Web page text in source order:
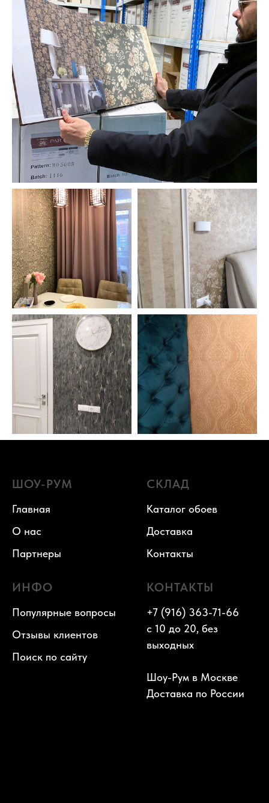
ШОУ-РУМ
Главная
О нас
Партнеры
СКЛАД
Каталог обоев
Доставка
Контакты
ИНФО
Популярные вопросы
Отзывы клиентов
Поиск по сайту
КОНТАКТЫ
+7 (916) 363-71-66
с 10 до 20, без
выходных
Шоу-Рум в Москве
Доставка по России